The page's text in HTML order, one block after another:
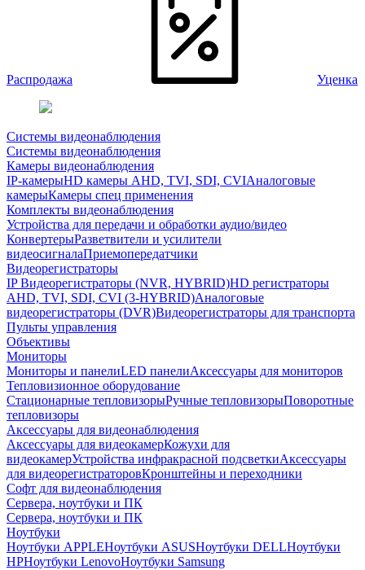
Распродажа Уценка
Системы видеонаблюдения
Системы видеонаблюдения
Камеры видеонаблюдения
IP-камерыHD камеры AHD, TVI, SDI, CVIАналоговые
камерыКамеры спец применения
Комплекты видеонаблюдения
Устройства для передачи и обработки аудио/видео
КонвертерыРазветвители и усилители
видеосигналаПриемопередатчики
Видеорегистраторы
IP Видеорегистраторы (NVR, HYBRID)HD регистраторы
AHD, TVI, SDI, CVI (3-HYBRID)Аналоговые
видеорегистраторы (DVR)Видеорегистраторы для транспорта
Пульты управления
Объективы
Мониторы
Мониторы и панелиLED панелиАксессуары для мониторов
Тепловизионное оборудование
Стационарные тепловизорыРучные тепловизорыПоворотные
тепловизоры
Аксессуары для видеонаблюдения
Аксессуары для видеокамерКожухи для
видеокамерУстройства инфракрасной подсветкиАксессуары
для видеорегистраторовКронштейны и переходники
Софт для видеонаблюдения
Сервера, ноутбуки и ПК
Сервера, ноутбуки и ПК
Ноутбуки
Ноутбуки APPLEНоутбуки ASUSНоутбуки DELLНоутбуки
HPНоутбуки LenovoНоутбуки Samsung